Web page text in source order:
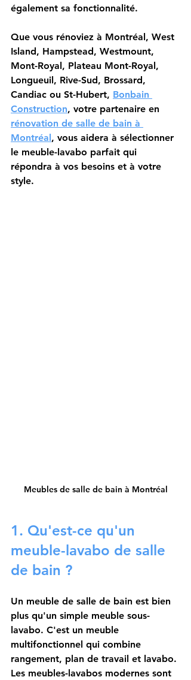
également sa fonctionnalité.
Que vous rénoviez à Montréal, West
Island, Hampstead, Westmount,
Mont-Royal, Plateau Mont-Royal,
Longueuil, Rive-Sud, Brossard,
Candiac ou St-Hubert, Bonbain
Construction, votre partenaire en
rénovation de salle de bain à
Montréal, vous aidera à sélectionner
le meuble-lavabo parfait qui
répondra à vos besoins et à votre
style.
Meubles de salle de bain à Montréal
1. Qu'est-ce qu'un
meuble-lavabo de salle
de bain ?
Un meuble de salle de bain est bien
plus qu'un simple meuble sous-
lavabo. C'est un meuble
multifonctionnel qui combine
rangement, plan de travail et lavabo.
Les meubles-lavabos modernes sont